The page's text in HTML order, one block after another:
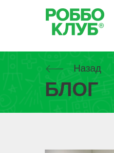
БЛОГ
Назад